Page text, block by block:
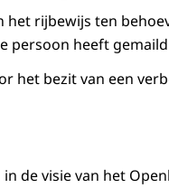
rijbewijs ten
persoon heeft
het bezit van een
de visie van het